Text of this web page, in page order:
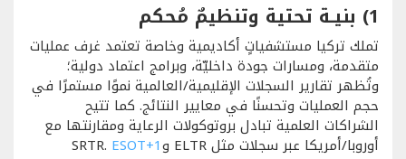
1) بنيـة تحتية وتنظيمٌ مُحكم
تملك تركيا مستشفياتٍ أكاديمية وخاصة تعتمد غرف عمليات
متقدمة، ومسارات جودة داخليّة، وبرامج اعتماد دولية؛
وتُظهر تقارير السجلات الإقليمية/العالمية نموًا مستمرًا في
حجم العمليات وتحسنًا في معايير النتائج. كما تتيح
الشراكات العلمية تبادل بروتوكولات الرعاية ومقارنتها مع
أوروبا/أمريكا عبر سجلات مثل ELTR وSRTR. ESOT+1